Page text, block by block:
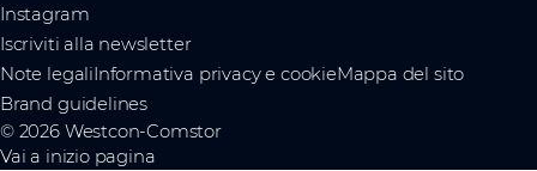
Instagram
Iscriviti alla newsletter
Note legaliInformativa privacy e cookieMappa del sito
Brand guidelines
© 2026 Westcon-Comstor
Vai a inizio pagina